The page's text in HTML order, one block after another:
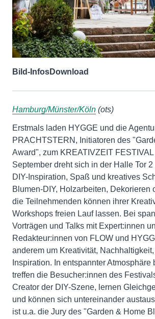
Bild-InfosDownload
Hamburg/Münster/Köln (ots)
Erstmals laden HYGGE und die
PRACHTSTERN, Initiatoren des
Award", zum KREATIVZEIT FESTIVAL
September dreht sich in der Halle Tor
DIY-Inspiration, Spaß und kreatives
Blumen-DIY, Holzarbeiten, Dekorieren
die Teilnehmenden können ihrer
Workshops freien Lauf lassen. Bei
Vorträgen und Talks mit Expert:innen
Redakteur:innen von FLOW und
anderem um Kreativität,
Inspiration. In entspannter Atmosphäre
treffen die Besucher:innen des
Creator der DIY-Szene, lernen
und können sich untereinander
ist u.a. die Jury des "Garden & Home